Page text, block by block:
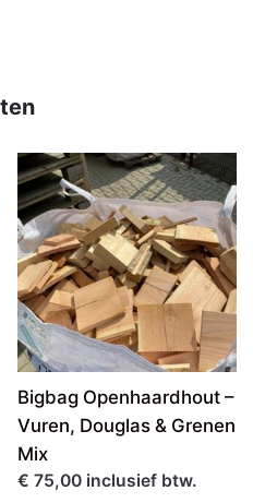
Bigbag Openhaardhout –
Vuren, Douglas & Grenen
Mix
€ 75,00 inclusief btw.